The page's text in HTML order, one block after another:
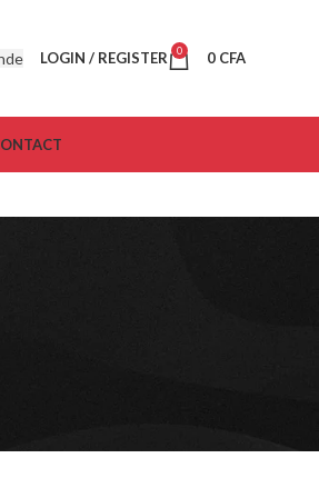
LOGIN / REGISTER 0 0 CFA